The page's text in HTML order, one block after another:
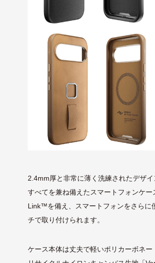
2.4mm厚と非常に薄く洗練されたデザ
すべてを兼ね備えたスマートフォンケ
Link™を備え、スマートフォンをさらに
チで取り付けられます。
ケース本体は丈夫で軽いポリカーボネ